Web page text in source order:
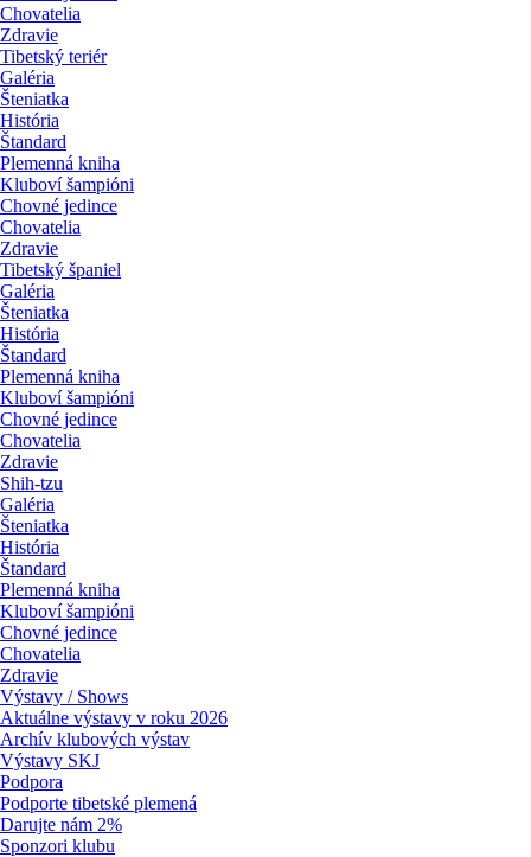
Chovatelia
Zdravie
Tibetský teriér
Galéria
Šteniatka
História
Štandard
Plemenná kniha
Kluboví šampióni
Chovné jedince
Chovatelia
Zdravie
Tibetský španiel
Galéria
Šteniatka
História
Štandard
Plemenná kniha
Kluboví šampióni
Chovné jedince
Chovatelia
Zdravie
Shih-tzu
Galéria
Šteniatka
História
Štandard
Plemenná kniha
Kluboví šampióni
Chovné jedince
Chovatelia
Zdravie
Výstavy / Shows
Aktuálne výstavy v roku 2026
Archív klubových výstav
Výstavy SKJ
Podpora
Podporte tibetské plemená
Darujte nám 2%
Sponzori klubu